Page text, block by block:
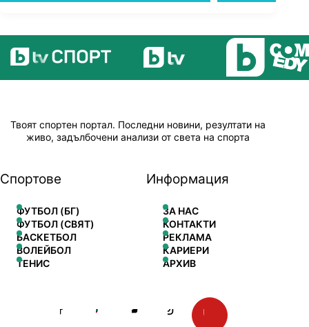
Твоят спортен портал. Последни новини, резултати на
живо, задълбочени анализи от света на спорта
Спортове
ФУТБОЛ (БГ)
ФУТБОЛ (СВЯТ)
БАСКЕТБОЛ
ВОЛЕЙБОЛ
ТЕНИС
Информация
ЗА НАС
КОНТАКТИ
РЕКЛАМА
КАРИЕРИ
АРХИВ